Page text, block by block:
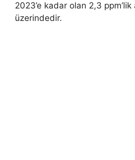
2023’e kadar olan 2,3 ppm’lik
üzerindedir.